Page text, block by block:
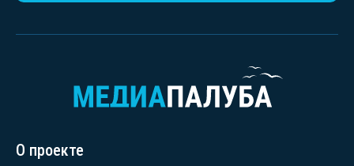
О проекте